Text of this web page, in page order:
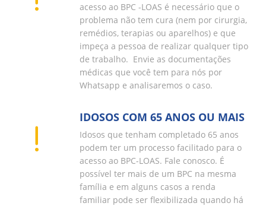
acesso ao BPC -LOAS é necessário que o
problema não tem cura (nem por cirurgia,
remédios, terapias ou aparelhos) e que
impeça a pessoa de realizar qualquer tipo
de trabalho. Envie as documentações
médicas que você tem para nós por
Whatsapp e analisaremos o caso.
IDOSOS COM 65 ANOS OU MAIS
Idosos que tenham completado 65 anos
podem ter um processo facilitado para o
acesso ao BPC-LOAS. Fale conosco. É
possível ter mais de um BPC na mesma
família e em alguns casos a renda
familiar pode ser flexibilizada quando há